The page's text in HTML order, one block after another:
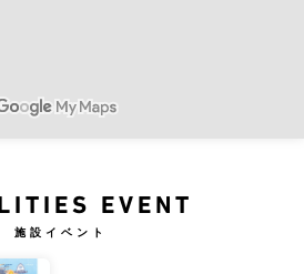
EVENT
施設イベント